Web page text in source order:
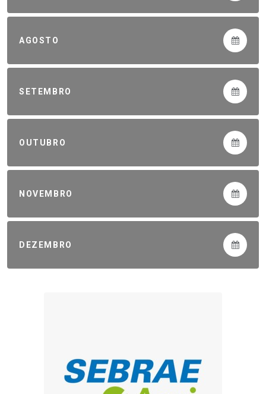
AGOSTO
SETEMBRO
OUTUBRO
NOVEMBRO
DEZEMBRO